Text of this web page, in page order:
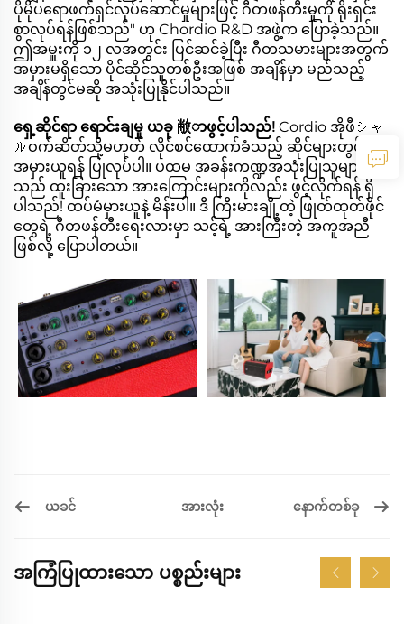
ပိုမိုပရောဖက်ရှင်လုပ်ဆောင်မှုများဖြင့် ဂီတဖန်တီးမှုကို ရိုးရှင်း
စွာလုပ်ရန်ဖြစ်သည်" ဟု Chordio R&D အဖွဲ့က ပြောခဲ့သည်။
ဤအမှူးကို ၁၂ လအတွင်း ပြင်ဆင်ခဲ့ပြီး ဂီတသမားများအတွက်
အမှားမရှိသော ပိုင်ဆိုင်သူတစ်ဦးအဖြစ် အချိန်မှာ မည်သည့်
အချိန်တွင်မဆို အသုံးပြုနိုင်ပါသည်။
ရှေ့ဆိုင်ရာ ရောင်းချမှု ယခု 敝ာဖွင့်ပါသည်! Cordio အိုဖီシャ
ルဝက်ဆိတ်သို့မဟုတ် လိုင်စင်ထောက်ခံသည့် ဆိုင်များတွင်
အမှားယူရန် ပြုလုပ်ပါ။ ပထမ အခန်းကဏ္ဍအသုံးပြုသူများ
သည် ထူးခြားသော အားကြောင်းများကိုလည်း ဖွင့်လိုက်ရန် ရှိ
ပါသည်! ထပ်မံမှားယူနဲ့ မိန်းပါ။ ဒီ ကြီးမားချို့တဲ့ ဖြုတ်ထုတ်ဖိုင်
တွေရဲ့ ဂီတဖန်တီးရေးလားမှာ သင့်ရဲ့ အားကြီးတဲ့ အကူအညီ
ဖြစ်လို့ ပြောပါတယ်။
ယခင် အားလုံး နောက်တစ်ခု
အကြံပြုထားသော ပစ္စည်းများ